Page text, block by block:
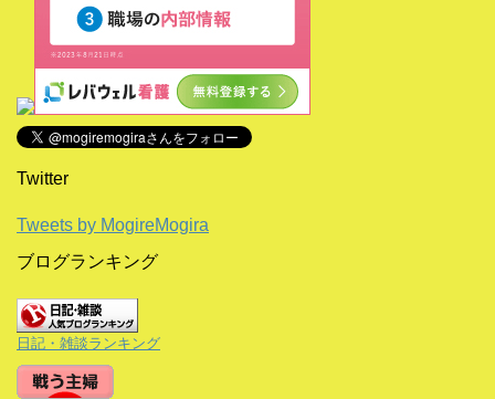
Twitter
Tweets by MogireMogira
ブログランキング
日記・雑談ランキング